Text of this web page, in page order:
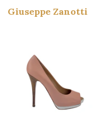
Giuseppe Zanotti